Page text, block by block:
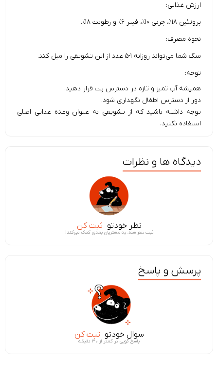
ارزش غذایی:
پروتئين ۱۸٪، چربی ۱۰٪، فیبر ۶٪ و رطوبت ۱۸٪.
نحوه مصرف:
سگ شما می‌تواند روزانه ۱-۵ عدد از این تشویقی را میل کند.
توجه:
همیشه آب تمیز و تازه در دسترس پت قرار دهید.
دور از دسترس اطفال نگهداری شود.
توجه داشته باشید که از تشویقی به عنوان وعده غذایی اصلی
استفاده نکنید.
دیدگاه ها و نظرات
نظر خودتو ثبت کن
ثبت نظر شما، به مشتریان بعدی کمک می‌کند!
پرسش و پاسخ
سوال خودتو ثبت کن
پاسخ گویی در کمتر از ۳۰ دقیقه